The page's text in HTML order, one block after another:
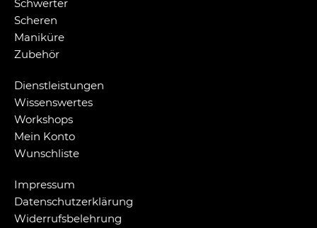
Schwerter
Scheren
Maniküre
Zubehör
Dienstleistungen
Wissenswertes
Workshops
Mein Konto
Wunschliste
Impressum
Datenschutzerklärung
Widerrufsbelehrung